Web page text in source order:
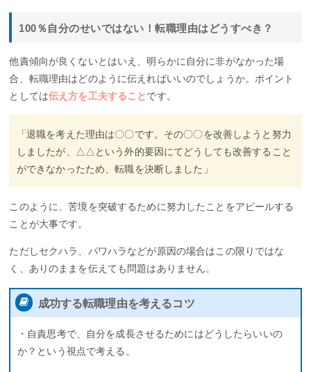
100％自分のせいではない！転職理由はどうすべき？
他責傾向が良くないとはいえ、明らかに自分に非がなかった場
合、転職理由はどのように伝えればいいのでしょうか。ポイント
としては伝え方を工夫することです。
「退職を考えた理由は〇〇です。その〇〇を改善しようと努力
しましたが、△△という外的要因にてどうしても改善すること
ができなかったため、転職を決断しました」
このように、苦境を突破するために努力したことをアピールする
ことが大事です。
ただしセクハラ、パワハラなどが原因の場合はこの限りではな
く、ありのままを伝えても問題はありません。
成功する転職理由を考えるコツ
・自責思考で、自分を成長させるためにはどうしたらいいの
か？という視点で考える。